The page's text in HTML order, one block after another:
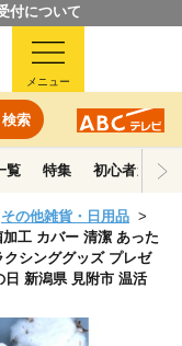
付について
検索
メニュー
覧 特集 初心者ガイド
その他雑貨・日用品
工 カバー 清潔 あった
シンググッズ プレゼ
日 新潟県 見附市 温活